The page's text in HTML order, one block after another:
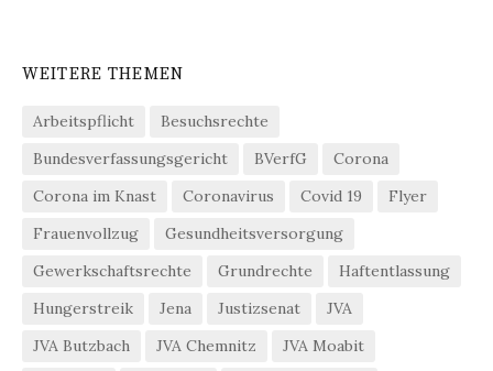
WEITERE THEMEN
Arbeitspflicht
Besuchsrechte
Bundesverfassungsgericht
BVerfG
Corona
Corona im Knast
Coronavirus Covid 19
Flyer
Frauenvollzug
Gesundheitsversorgung
Gewerkschaftsrechte
Grundrechte
Haftentlassung
Hungerstreik
Jena Justizsenat
JVA
JVA Butzbach
JVA Chemnitz
JVA Moabit